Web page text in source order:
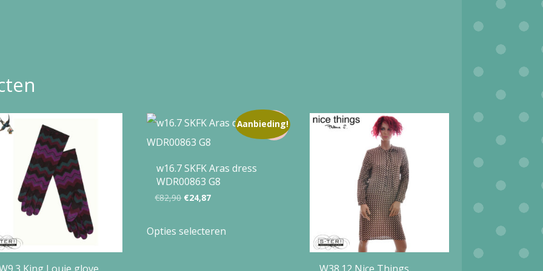
Aanbieding!
w16.7 SKFK Aras dress
WDR00863 G8
€82,90 Oorspronkelijke
was:
€24,87Huidige
is:
Opties selecteren